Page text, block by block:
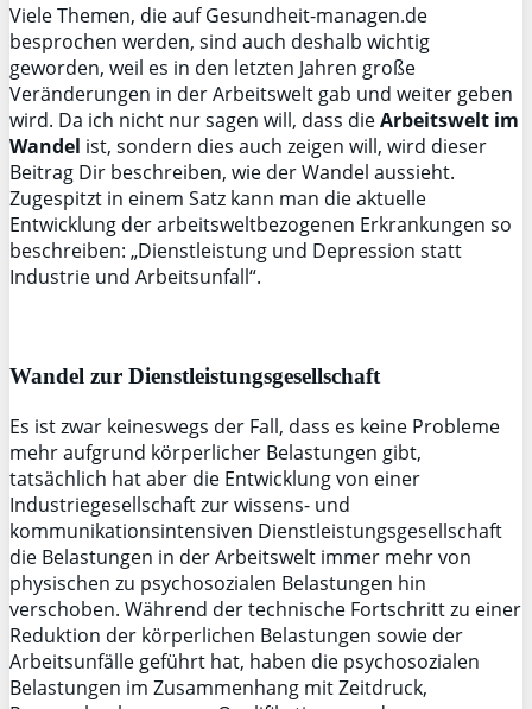
Viele Themen, die auf Gesundheit-managen.de
besprochen werden, sind auch deshalb wichtig
geworden, weil es in den letzten Jahren große
Veränderungen in der Arbeitswelt gab und weiter geben
wird. Da ich nicht nur sagen will, dass dieArbeitswelt im
Wandel ist, sondern dies auch zeigen will, wird dieser
Beitrag Dir beschreiben, wie der Wandel aussieht.
Zugespitzt in einem Satz kann man die aktuelle
Entwicklung der arbeitsweltbezogenen Erkrankungen so
beschreiben: „Dienstleistung und Depression statt
Industrie und Arbeitsunfall“.
Wandel zur Dienstleistungsgesellschaft
Es ist zwar keineswegs der Fall, dass es keine Probleme
mehr aufgrund körperlicher Belastungen gibt,
tatsächlich hat aber die Entwicklung von einer
Industriegesellschaft zur wissens- und
kommunikationsintensiven Dienstleistungsgesellschaft
die Belastungen in der Arbeitswelt immer mehr von
physischen zu psychosozialen Belastungen hin
verschoben. Während der technische Fortschritt zu einer
Reduktion der körperlichen Belastungen sowie der
Arbeitsunfälle geführt hat, haben die psychosozialen
Belastungen im Zusammenhang mit Zeitdruck,